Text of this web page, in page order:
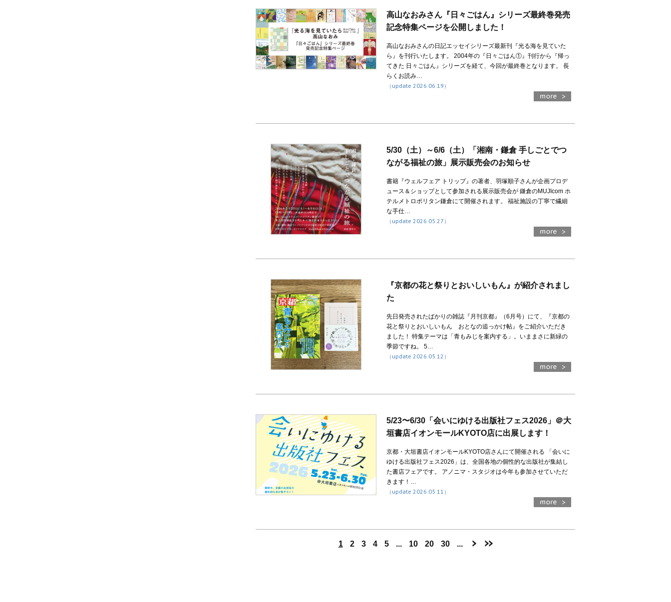
高山なおみさん『日々ごはん』シリーズ最終巻発売
記念特集ページを公開しました！
高山なおみさんの日記エッセイシリーズ最新刊『光る海を見ていた
ら』を刊行いたします。 2004年の『日々ごはん①』刊行から『帰っ
てきた 日々ごはん』シリーズを経て、今回が最終巻となります。 長
らくお読み…
（update 2026.06.19）
5/30（土）～6/6（土）「湘南・鎌倉 手しごとでつ
ながる福祉の旅」展示販売会のお知らせ
書籍『ウェルフェア トリップ』の著者、羽塚順子さんが企画プロデ
ュース＆ショップとして参加される展示販売会が 鎌倉のMUJIcom ホ
テルメトロポリタン鎌倉にて開催されます。 福祉施設の丁寧で繊細
な手仕…
（update 2026.05.27）
『京都の花と祭りとおいしいもん』が紹介されまし
た
先日発売されたばかりの雑誌『月刊京都』（6月号）にて、『京都の
花と祭りとおいしいもん おとなの追っかけ帖』をご紹介いただき
ました！ 特集テーマは「青もみじを案内する」。いままさに新緑の
季節ですね。 5…
（update 2026.05.12）
5/23〜6/30「会いにゆける出版社フェス2026」＠大
垣書店イオンモールKYOTO店に出展します！
京都・大垣書店イオンモールKYOTO店さんにて開催される 「会いに
ゆける出版社フェス2026」は、全国各地の個性的な出版社が集結し
た書店フェアです。 アノニマ・スタジオは今年も参加させていただ
きます！…
（update 2026.05.11）
1 2 3 4 5 ... 10 20 30 ...